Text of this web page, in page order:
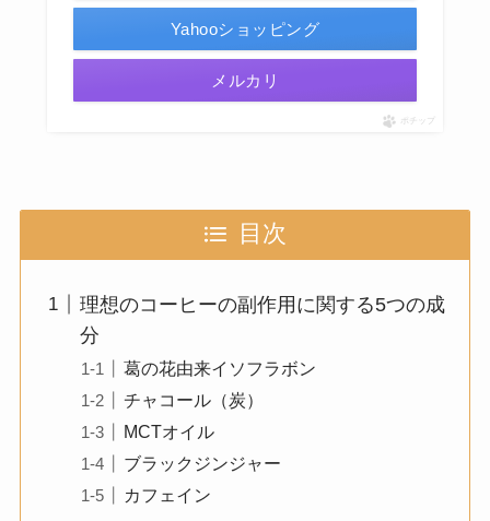
Yahooショッピング
メルカリ
ポチップ
目次
理想のコーヒーの副作用に関する5つの成
分
葛の花由来イソフラボン
チャコール（炭）
MCTオイル
ブラックジンジャー
カフェイン